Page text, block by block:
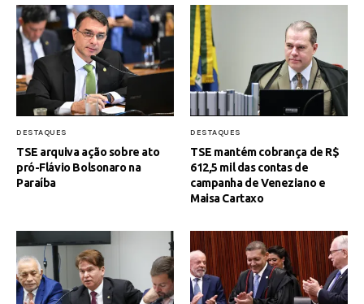
DESTAQUES
TSE arquiva ação sobre ato
pró-Flávio Bolsonaro na
Paraíba
DESTAQUES
TSE mantém cobrança de R$
612,5 mil das contas de
campanha de Veneziano e
Maisa Cartaxo